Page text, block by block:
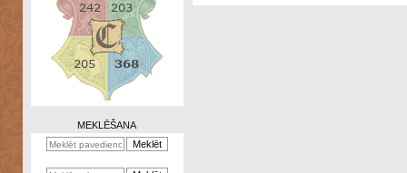
Zināšanu
MEKLĒŠANA